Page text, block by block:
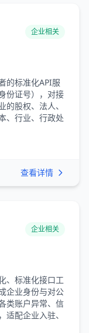
企业相关
的标准化API服
份证号），对接
股权、法人、
、行业、行政处
查看详情
企业相关
、标准化接口工
企业身份与对公
类账户异常、信
配企业入驻、